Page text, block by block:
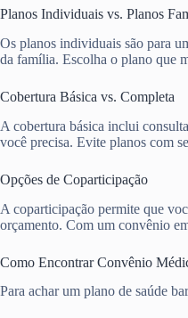
Planos Individuais vs. Planos
Os planos individuais são para
da família. Escolha o plano que
Cobertura Básica vs. Completa
A cobertura básica inclui
você precisa. Evite planos com
Opções de Coparticipação
A coparticipação permite que
orçamento. Com um convênio
Como Encontrar Convênio
Para achar um plano de saúde